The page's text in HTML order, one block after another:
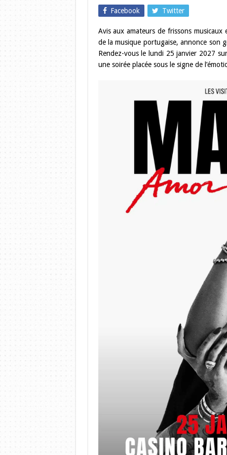
Facebook Twitter
Avis aux amateurs de frissons musicaux
de la musique portugaise, annonce son
Rendez-vous le lundi 25 janvier 2027
une soirée placée sous le signe de